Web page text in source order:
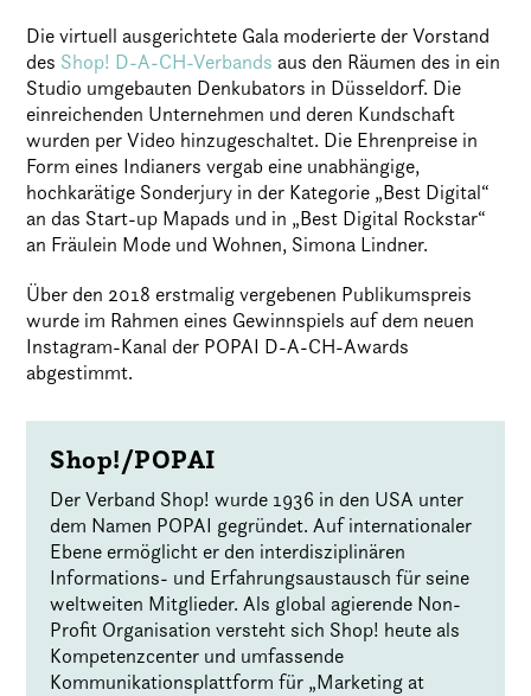
Die virtuell ausgerichtete Gala moderierte der Vorstand
des Shop! D-A-CH-Verbands aus den Räumen des in ein
Studio umgebauten Denkubators in Düsseldorf. Die
einreichenden Unternehmen und deren Kundschaft
wurden per Video hinzugeschaltet. Die Ehrenpreise in
Form eines Indianers vergab eine unabhängige,
hochkarätige Sonderjury in der Kategorie „Best Digital“
an das Start-up Mapads und in „Best Digital Rockstar“
an Fräulein Mode und Wohnen, Simona Lindner.
Über den 2018 erstmalig vergebenen Publikumspreis
wurde im Rahmen eines Gewinnspiels auf dem neuen
Instagram-Kanal der POPAI D-A-CH-Awards
abgestimmt.
Shop!/POPAI
Der Verband Shop! wurde 1936 in den USA unter
dem Namen POPAI gegründet. Auf internationaler
Ebene ermöglicht er den interdisziplinären
Informations- und Erfahrungsaustausch für seine
weltweiten Mitglieder. Als global agierende Non-
Profit Organisation versteht sich Shop! heute als
Kompetenzcenter und umfassende
Kommunikationsplattform für „Marketing at